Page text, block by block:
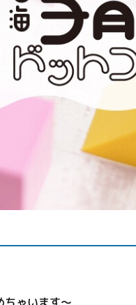
ちゃいます～